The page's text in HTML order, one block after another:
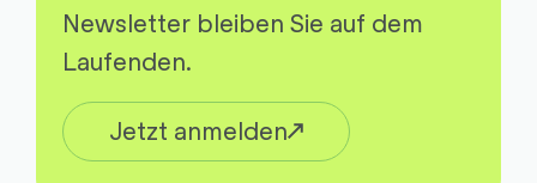
Newsletter bleiben Sie auf dem
Laufenden.
Jetzt anmelden